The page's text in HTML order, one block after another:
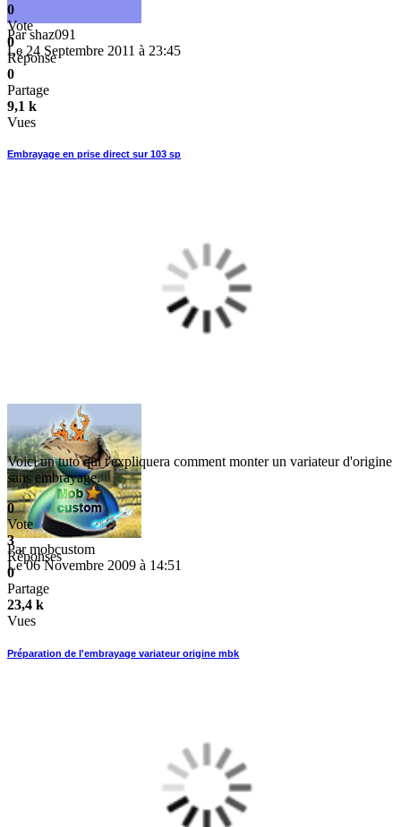
Parshaz091
Le 24 Septembre 2011 à 23:45
0
Vote
0
Réponse
0
Partage
9,1 k
Vues
Embrayage en prise direct sur 103 sp
Parmobcustom
Le 06 Novembre 2009 à 14:51
Voici un tuto qui t'expliquera comment monter un variateur d'origine
sans embrayage.
0
Vote
3
Réponses
0
Partage
23,4 k
Vues
Préparation de l'embrayage variateur origine mbk